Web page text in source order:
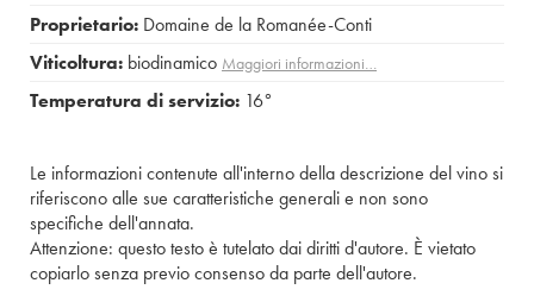
Proprietario: Domaine de la Romanée-Conti
Viticoltura: biodinamico Maggiori informazioni…
Temperatura di servizio: 16°
Le informazioni contenute all'interno della descrizione del vino si
riferiscono alle sue caratteristiche generali e non sono
specifiche dell'annata.
Attenzione: questo testo è tutelato dai diritti d'autore. È vietato
copiarlo senza previo consenso da parte dell'autore.